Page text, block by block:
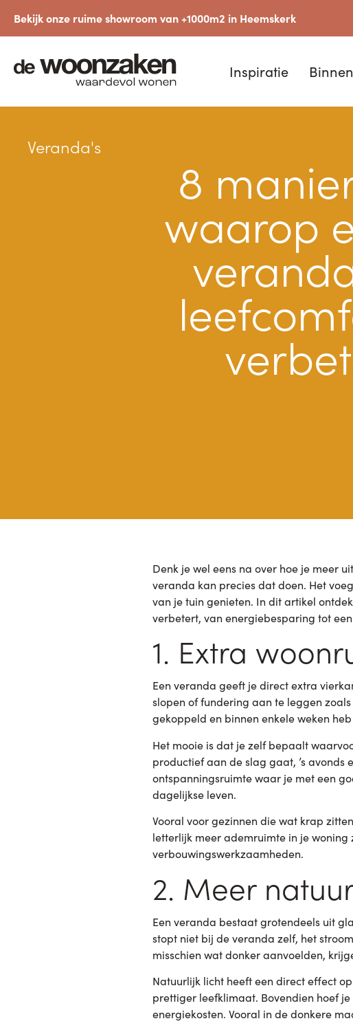
Bekijk onze ruime showroom van +1000m2 in Heemskerk
Inspiratie Binnen
Veranda's
8
waarop
Denk je wel eens na over hoe je meer
veranda kan precies dat doen. Het
van je tuin genieten. In dit artikel
verbetert, van energiebesparing tot
1. Extra
Een veranda geeft je direct extra
slopen of fundering aan te leggen
gekoppeld en binnen enkele weken
Het mooie is dat je zelf bepaalt
productief aan de slag gaat, ’s avonds
ontspanningsruimte waar je met een
dagelijkse leven.
Vooral voor gezinnen die wat krap
letterlijk meer ademruimte in je
verbouwingswerkzaamheden.
2. Meer
Een veranda bestaat grotendeels uit
stopt niet bij de veranda zelf, het
misschien wat donker aanvoelden,
Natuurlijk licht heeft een direct effect
prettiger leefklimaat. Bovendien hoef
energiekosten. Vooral in de donkere